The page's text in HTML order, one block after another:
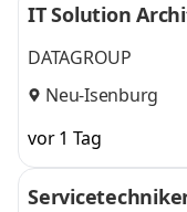
IT Solution
DATAGROUP
Neu-Isenburg
vor 1 Tag